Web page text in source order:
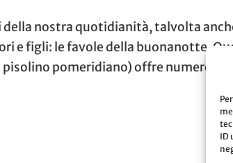
ID
nostra quotidianità, talvolta
e figli: le favole della buonanotte.
pomeridiano) offre numerosi